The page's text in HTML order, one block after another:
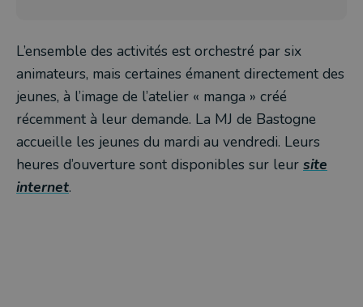
L’ensemble des activités est orchestré par six
animateurs, mais certaines émanent directement des
jeunes, à l’image de l’atelier « manga » créé
récemment à leur demande. La MJ de Bastogne
accueille les jeunes du mardi au vendredi. Leurs
heures d’ouverture sont disponibles sur leur site
internet.